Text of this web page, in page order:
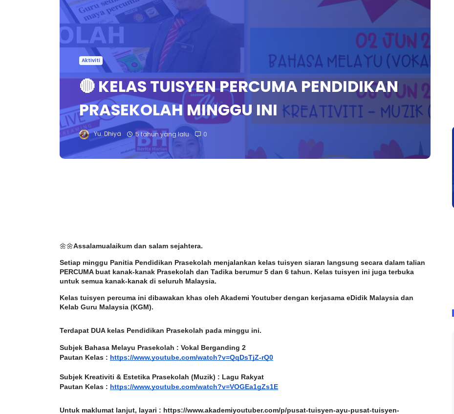
Aktiviti
🔴 KELAS TUISYEN PERCUMA PENDIDIKAN
PRASEKOLAH MINGGU INI
Yu. Dhiya 5 tahun yang lalu 0
🌼🌼Assalamualaikum dan salam sejahtera.
Setiap minggu Panitia Pendidikan Prasekolah menjalankan kelas tuisyen siaran langsung secara dalam talian
PERCUMA buat kanak-kanak Prasekolah dan Tadika berumur 5 dan 6 tahun. Kelas tuisyen ini juga terbuka
untuk semua kanak-kanak di seluruh Malaysia.
Kelas tuisyen percuma ini dibawakan khas oleh Akademi Youtuber dengan kerjasama eDidik Malaysia dan
Kelab Guru Malaysia (KGM).
Terdapat DUA kelas Pendidikan Prasekolah pada minggu ini.
Subjek Bahasa Melayu Prasekolah : Vokal Berganding 2
Pautan Kelas : https://www.youtube.com/watch?v=QqDsTjZ-rQ0
Subjek Kreativiti & Estetika Prasekolah (Muzik) : Lagu Rakyat
Pautan Kelas : https://www.youtube.com/watch?v=VOGEa1gZs1E
Untuk maklumat lanjut, layari : https://www.akademiyoutuber.com/p/pusat-tuisyen-ayu-pusat-tuisyen-